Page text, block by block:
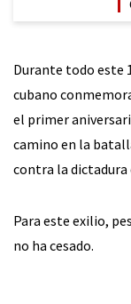
Durante todo este
cubano
el primer
camino en la
contra la dictadura
Para este exilio,
no ha cesado.